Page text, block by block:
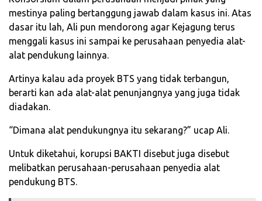
mestinya paling bertanggung jawab dalam kasus ini. Atas
dasar itu lah, Ali pun mendorong agar Kejagung terus
menggali kasus ini sampai ke perusahaan penyedia alat-
alat pendukung lainnya.
Artinya kalau ada proyek BTS yang tidak terbangun,
berarti kan ada alat-alat penunjangnya yang juga tidak
diadakan.
“Dimana alat pendukungnya itu sekarang?” ucap Ali.
Untuk diketahui, korupsi BAKTI disebut juga disebut
melibatkan perusahaan-perusahaan penyedia alat
pendukung BTS.